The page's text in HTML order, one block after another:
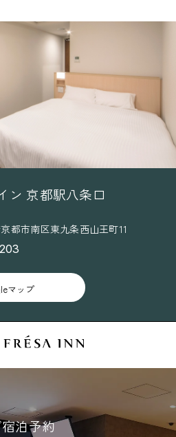
ン 京都駅八条口
都市南区東九条西山王町11
マップ
泊予約